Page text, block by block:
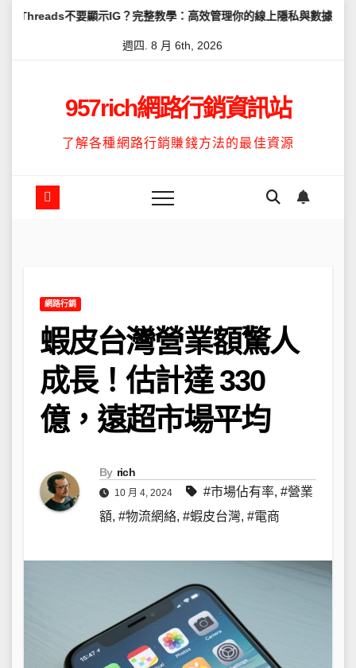
SkipIG？完整教學：高效管理你的線上隱私與數據安全 怎麼讓
週四. 8 月 6th, 2026
957rich網路行銷資訊站
了解各種網路行銷賺錢方法的最佳資源
網路行銷
蝦皮台灣營業額驚人
成長！估計達 330
億，遠超市場平均
By rich
10 月 4, 2024 #市場佔有率, #營業
額, #物流網絡, #蝦皮台灣, #電商